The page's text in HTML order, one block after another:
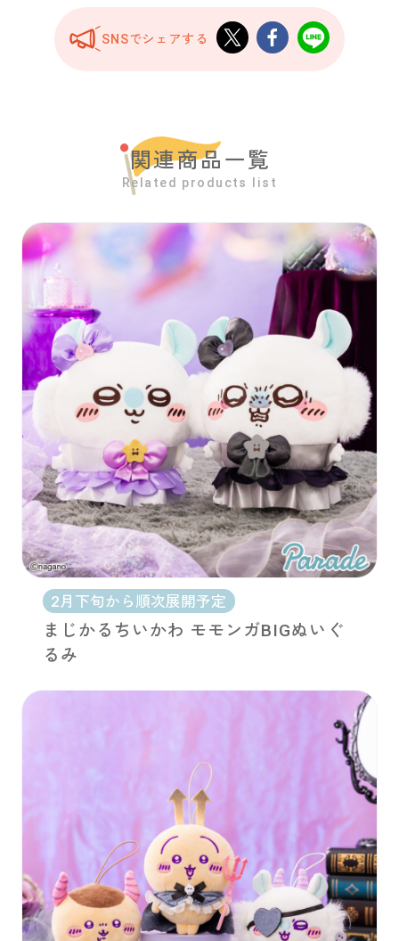
SNSでシェアする
関連商品一覧
Related products list
2月下旬から順次展開予定
まじかるちいかわ モモンガBIGぬいぐ
るみ